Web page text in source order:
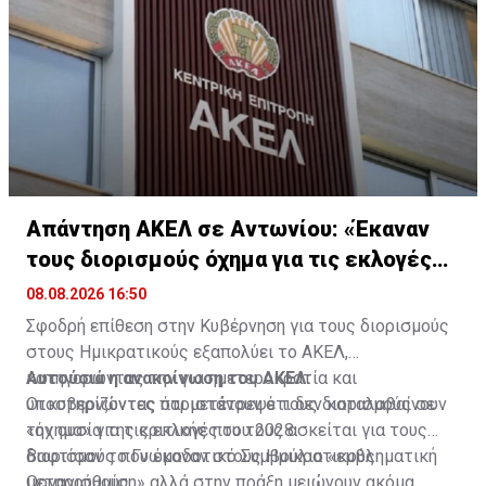
Απάντηση ΑΚΕΛ σε Αντωνίου: «Έκαναν
τους διορισμούς όχημα για τις εκλογές
2028»
08.08.2026 16:50
Σφοδρή επίθεση στην Κυβέρνηση για τους διορισμούς
στους Ημικρατικούς εξαπολύει το ΑΚΕΛ,
κατηγορώντας την για ημετεροκρατία και
υποστηρίζοντας ότι μετέτρεψε τους διορισμούς σε
«όχημα» για τις εκλογές του 2028.
Αυτούσια η ανακοίνωση του ΑΚΕΛ:
Οι κυβερνώντες παριστάνουν ότι δεν καταλαβαίνουν
την ουσία της κριτικής που τους ασκείται για τους
διορισμούς που έκαναν στους Ημικρατικούς
Βαφτίσαν το Γνωμοδοτικό Συμβούλιο «εμβληματική